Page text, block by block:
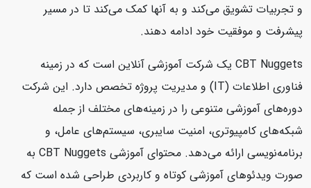
و تجربیات تشویق می‌کند و به آنها کمک می‌کند تا در مسیر
پیشرفت و موفقیت خود ادامه دهند.
CBT Nuggets یک شرکت آموزشی آنلاین است که در زمینه
فناوری اطلاعات (IT) و مدیریت پروژه تخصص دارد. این شرکت
دوره‌های آموزشی متنوعی را در زمینه‌های مختلف از جمله
شبکه‌های کامپیوتری، امنیت سایبری، سیستم‌های عامل، و
برنامه‌نویسی ارائه می‌دهد. محتوای آموزشی CBT Nuggets به
صورت ویدئوهای آموزشی کوتاه و کاربردی طراحی شده است که